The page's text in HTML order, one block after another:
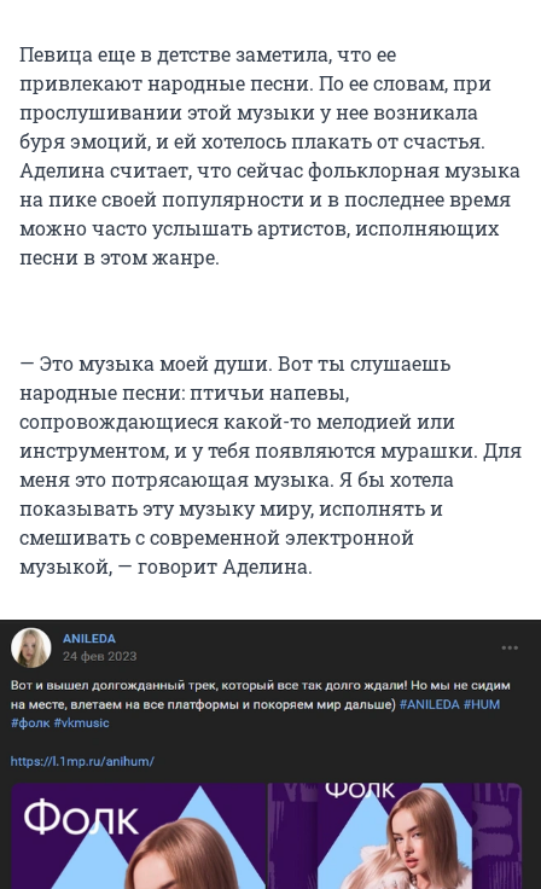
Певица еще в детстве заметила, что ее
привлекают народные песни. По ее словам, при
прослушивании этой музыки у нее возникала
буря эмоций, и ей хотелось плакать от счастья.
Аделина считает, что сейчас фольклорная музыка
на пике своей популярности и в последнее время
можно часто услышать артистов, исполняющих
песни в этом жанре.
— Это музыка моей души. Вот ты слушаешь
народные песни: птичьи напевы,
сопровождающиеся какой-то мелодией или
инструментом, и у тебя появляются мурашки. Для
меня это потрясающая музыка. Я бы хотела
показывать эту музыку миру, исполнять и
смешивать с современной электронной
музыкой, — говорит Аделина.